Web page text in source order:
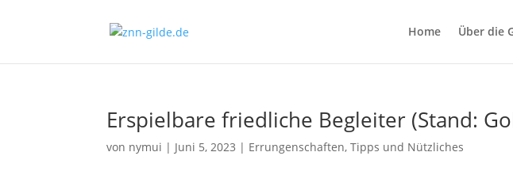
Home Über die
Erspielbare friedliche Begleiter (Stand:
von nymui | Juni 5, 2023 | Errungenschaften,Tipps und Nützliches